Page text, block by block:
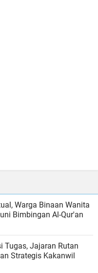
Warga Binaan Wanita
Bimbingan Al-Qur'an
Tugas, Jajaran Rutan
Strategis Kakanwil